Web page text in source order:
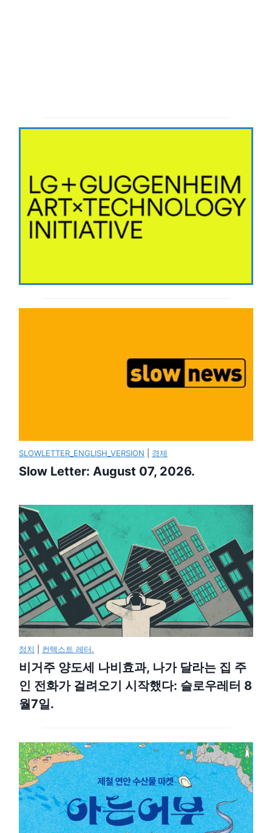
SLOWLETTER_ENGLISH_VERSION 경제
Slow Letter: August 07, 2026.
정치 컨텍스트 레터.
비거주 양도세 나비효과, 나가 달라는 집 주
인 전화가 걸려오기 시작했다: 슬로우레터 8
월7일.